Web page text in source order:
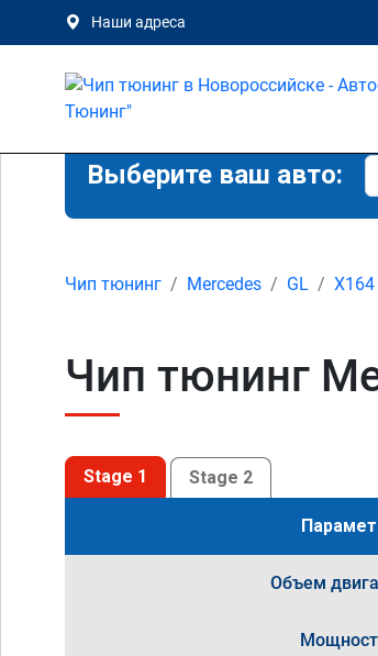
Наши адреса
Выберите ваш авто:
Чип тюнинг Mercedes GL X164
Чип тюнинг
Stage 1 Stage 2
Объем